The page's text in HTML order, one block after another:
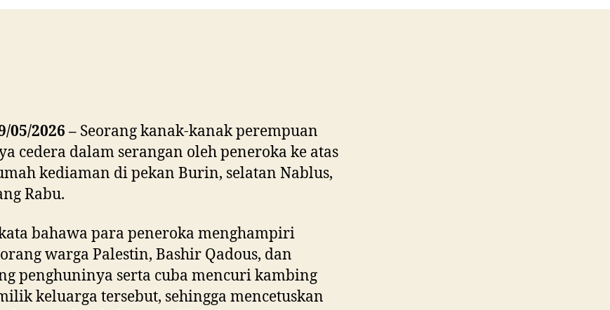
05/2026 – Seorang kanak-kanak perempuan
cedera dalam serangan oleh peneroka ke atas
kediaman di pekan Burin, selatan Nablus,
Rabu.
bahawa para peneroka menghampiri
warga Palestin, Bashir Qadous, dan
penghuninya serta cuba mencuri kambing
keluarga tersebut, sehingga mencetuskan